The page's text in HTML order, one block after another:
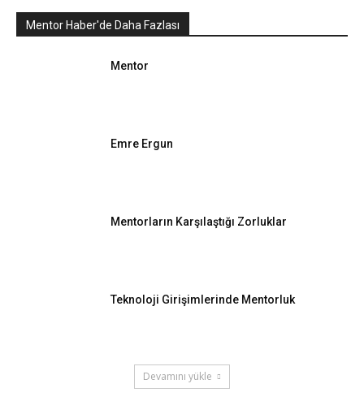
Mentor Haber'de Daha Fazlası
Mentor
Emre Ergun
Mentorların Karşılaştığı Zorluklar
Teknoloji Girişimlerinde Mentorluk
Devamını yükle